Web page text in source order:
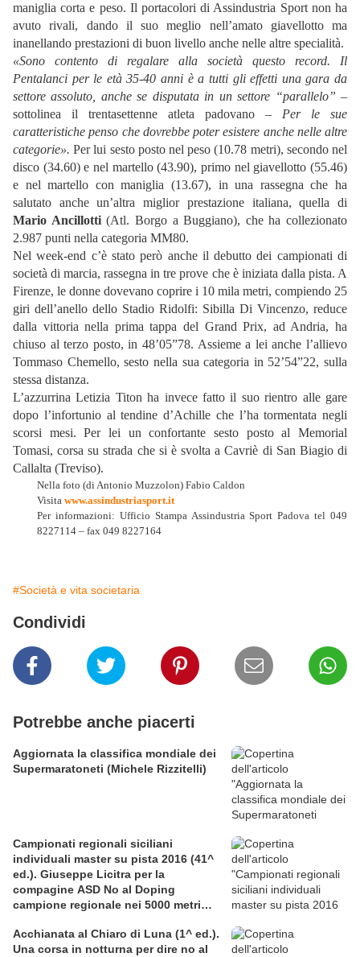
maniglia corta e peso. Il portacolori di Assindustria Sport non ha
avuto rivali, dando il suo meglio nell’amato giavellotto ma
inanellando prestazioni di buon livello anche nelle altre specialità.
«Sono contento di regalare alla società questo record. Il
Pentalanci per le età 35-40 anni è a tutti gli effetti una gara da
settore assoluto, anche se disputata in un settore “parallelo” –
sottolinea il trentasettenne atleta padovano – Per le sue
caratteristiche penso che dovrebbe poter esistere anche nelle altre
categorie». Per lui sesto posto nel peso (10.78 metri), secondo nel
disco (34.60) e nel martello (43.90), primo nel giavellotto (55.46)
e nel martello con maniglia (13.67), in una rassegna che ha
salutato anche un’altra miglior prestazione italiana, quella di
Mario Ancillotti(Atl. Borgo a Buggiano), che ha collezionato
2.987 punti nella categoria MM80.
Nel week-end c’è stato però anche il debutto dei campionati di
società di marcia, rassegna in tre prove che è iniziata dalla pista. A
Firenze, le donne dovevano coprire i 10 mila metri, compiendo 25
giri dell’anello dello Stadio Ridolfi: Sibilla Di Vincenzo, reduce
dalla vittoria nella prima tappa del Grand Prix, ad Andria, ha
chiuso al terzo posto, in 48’05”78. Assieme a lei anche l’allievo
Tommaso Chemello, sesto nella sua categoria in 52’54”22, sulla
stessa distanza.
L’azzurrina Letizia Titon ha invece fatto il suo rientro alle gare
dopo l’infortunio al tendine d’Achille che l’ha tormentata negli
scorsi mesi. Per lei un confortante sesto posto al Memorial
Tomasi, corsa su strada che si è svolta a Cavriè di San Biagio di
Callalta (Treviso).
Nella foto (di Antonio Muzzolon) Fabio Caldon
Visita www.assindustriasport.it
Per informazioni: Ufficio Stampa Assindustria Sport Padova tel 049
8227114 – fax 049 8227164
#Società e vita societaria
Condividi
Potrebbe anche piacerti
Aggiornata la classifica mondiale dei
Supermaratoneti (Michele Rizzitelli)
Campionati regionali siciliani
individuali master su pista 2016 (41^
ed.). Giuseppe Licitra per la
compagine ASD No al Doping
campione regionale nei 5000 metri
Acchianata al Chiaro di Luna (1^ ed.).
Una corsa in notturna per dire no al